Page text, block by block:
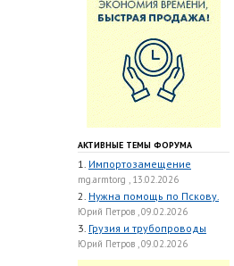
АКТИВНЫЕ ТЕМЫ ФОРУМА
1. Импортозамещение
mg.armtorg , 13.02.2026
2. Нужна помощь по Пскову.
Юрий Петров , 09.02.2026
3. Грузия и трубопроводы
Юрий Петров , 09.02.2026